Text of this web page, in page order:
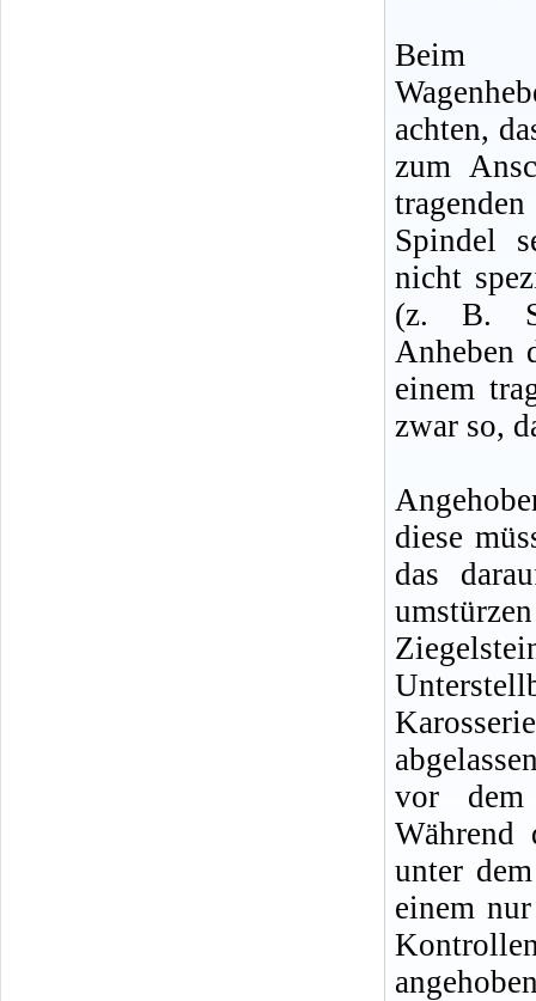
Beim
achten,
zum
Spindel
nicht
(z. B.
Anheben
einem
zwar so,
diese
das
vor dem
Während
unter
einem